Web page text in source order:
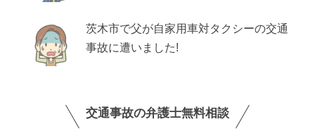
茨木市で父が自家用車対タクシーの交通
事故に遭いました!
交通事故の弁護士無料相談